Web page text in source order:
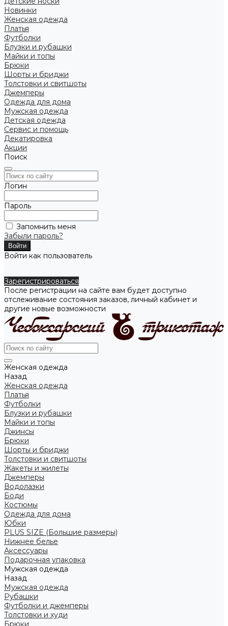
Новинки
Женская одежда
Платья
Футболки
Блузки и рубашки
Майки и топы
Брюки
Шорты и бриджи
Толстовки и свитшоты
Джемперы
Одежда для дома
Мужская одежда
Детская одежда
Сервис и помощь
Декатировка
Акции
Поиск
Логин
Пароль
Запомнить меня
Забыли пароль?
Войти как пользователь
Зарегистрироваться
После регистрации на сайте вам будет доступно
отслеживание состояния заказов, личный кабинет и
другие новые возможности
Женская одежда
Назад
Женская одежда
Платья
Футболки
Блузки и рубашки
Майки и топы
Джинсы
Брюки
Шорты и бриджи
Толстовки и свитшоты
Жакеты и жилеты
Джемперы
Водолазки
Боди
Костюмы
Одежда для дома
Юбки
PLUS SIZE (Большие размеры)
Нижнее белье
Аксессуары
Подарочная упаковка
Мужская одежда
Назад
Мужская одежда
Рубашки
Футболки и джемперы
Толстовки и худи
Брюки